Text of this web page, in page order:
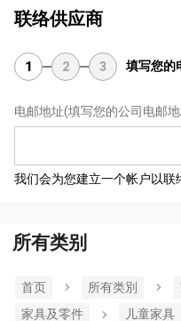
联络供应商
1 2 3 填写您的
电邮地址(填写您的公司电邮
我们会为您建立一个帐户以联
所有类别
首页 所有类別
家具及零件
儿童家具